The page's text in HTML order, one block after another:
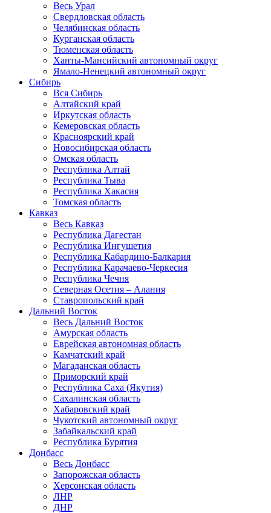
Весь Урал
Свердловская область
Челябинская область
Курганская область
Тюменская область
Ханты-Мансийский автономный округ
Ямало-Ненецкий автономный округ
Сибирь
Вся Сибирь
Алтайский край
Иркутская область
Кемеровская область
Красноярский край
Новосибирская область
Омская область
Республика Алтай
Республика Тыва
Республика Хакасия
Томская область
Кавказ
Весь Кавказ
Республика Дагестан
Республика Ингушетия
Республика Кабардино-Балкария
Республика Карачаево-Черкесия
Республика Чечня
Северная Осетия – Алания
Ставропольский край
Дальний Восток
Весь Дальний Восток
Амурская область
Еврейская автономная область
Камчатский край
Магаданская область
Приморский край
Республика Саха (Якутия)
Сахалинская область
Хабаровский край
Чукотский автономный округ
Забайкальский край
Республика Бурятия
Донбасс
Весь Донбасс
Запорожская область
Херсонская область
ЛНР
ДНР